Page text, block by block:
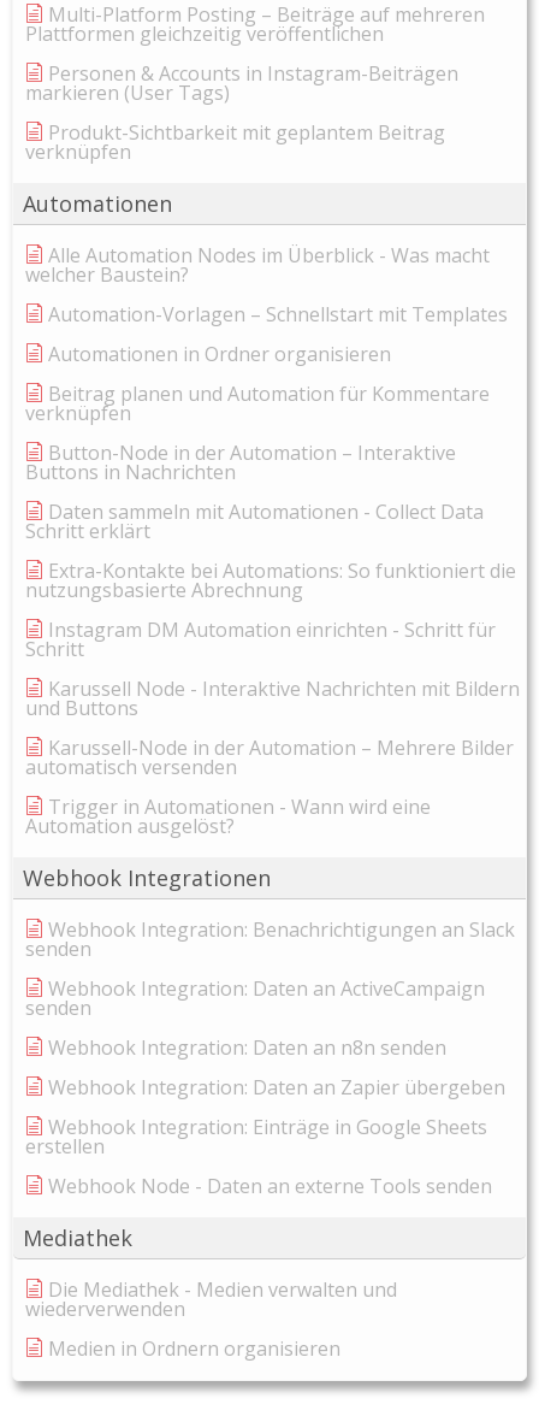
Multi-Platform Posting – Beiträge auf mehreren
Plattformen gleichzeitig veröffentlichen
Personen & Accounts in Instagram-Beiträgen
markieren (User Tags)
Produkt-Sichtbarkeit mit geplantem Beitrag
verknüpfen
Automationen
Alle Automation Nodes im Überblick - Was macht
welcher Baustein?
Automation-Vorlagen – Schnellstart mit Templates
Automationen in Ordner organisieren
Beitrag planen und Automation für Kommentare
verknüpfen
Button-Node in der Automation – Interaktive
Buttons in Nachrichten
Daten sammeln mit Automationen - Collect Data
Schritt erklärt
Extra-Kontakte bei Automations: So funktioniert die
nutzungsbasierte Abrechnung
Instagram DM Automation einrichten - Schritt für
Schritt
Karussell Node - Interaktive Nachrichten mit Bildern
und Buttons
Karussell-Node in der Automation – Mehrere Bilder
automatisch versenden
Trigger in Automationen - Wann wird eine
Automation ausgelöst?
Webhook Integrationen
Webhook Integration: Benachrichtigungen an Slack
senden
Webhook Integration: Daten an ActiveCampaign
senden
Webhook Integration: Daten an n8n senden
Webhook Integration: Daten an Zapier übergeben
Webhook Integration: Einträge in Google Sheets
erstellen
Webhook Node - Daten an externe Tools senden
Mediathek
Die Mediathek - Medien verwalten und
wiederverwenden
Medien in Ordnern organisieren